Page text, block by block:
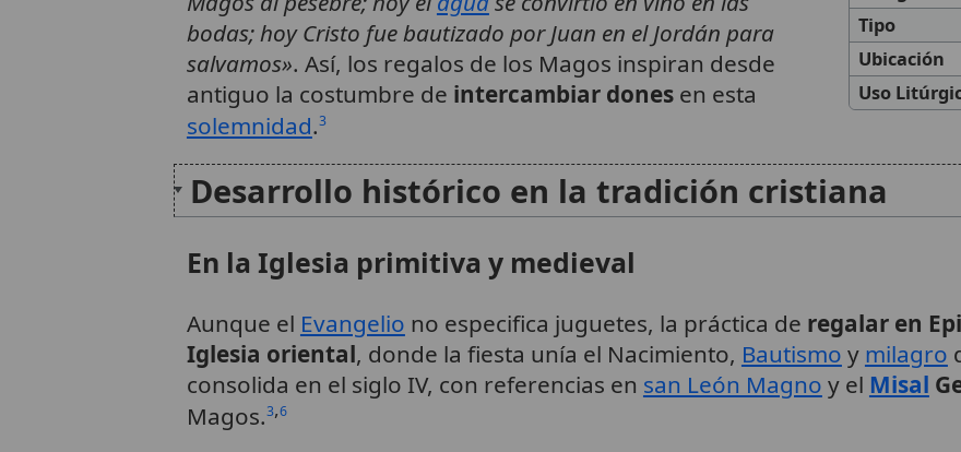
Tipo
Ubicación
Uso
bodas; hoy Cristo fue bautizado por Juan en el Jordán para
salvamos». Así, los regalos de los Magos inspiran desde
antiguo la costumbre de intercambiar donesen esta
solemnidad.3
Desarrollo histórico en la tradición cristiana
En la Iglesia primitiva y medieval
Aunque el Evangelio no especifica juguetes, la práctica de regalar en
Iglesia oriental, donde la fiesta unía el Nacimiento, Bautismo y milagro
consolida en el siglo IV, con referencias en san León Magno y el Misal
Magos.3,6